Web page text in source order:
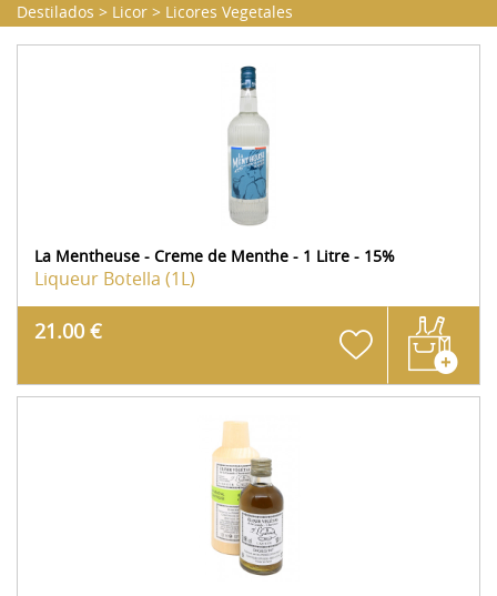
Destilados > Licor > Licores Vegetales
La Mentheuse - Creme de Menthe - 1 Litre - 15%
Liqueur Botella (1L)
21.00 €